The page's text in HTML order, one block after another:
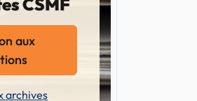
aux
archives